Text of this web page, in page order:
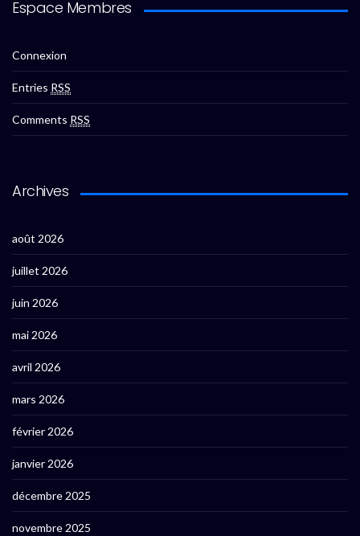
Espace Membres
Connexion
Entries RSS
Comments RSS
Archives
août 2026
juillet 2026
juin 2026
mai 2026
avril 2026
mars 2026
février 2026
janvier 2026
décembre 2025
novembre 2025